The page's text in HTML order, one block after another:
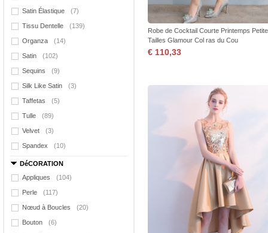
Satin Élastique (7)
Tissu Dentelle (139)
Organza (14)
Satin (102)
Sequins (9)
Silk Like Satin (3)
Taffetas (5)
Tulle (89)
Velvet (3)
Spandex (10)
DéCORATION
Appliques
(104)
Perle (117)
Nœud à Boucles (20)
Bouton (6)
Robe de Cocktail Courte Printemps
Tailles Glamour Col ras du Cou
€ 110,33